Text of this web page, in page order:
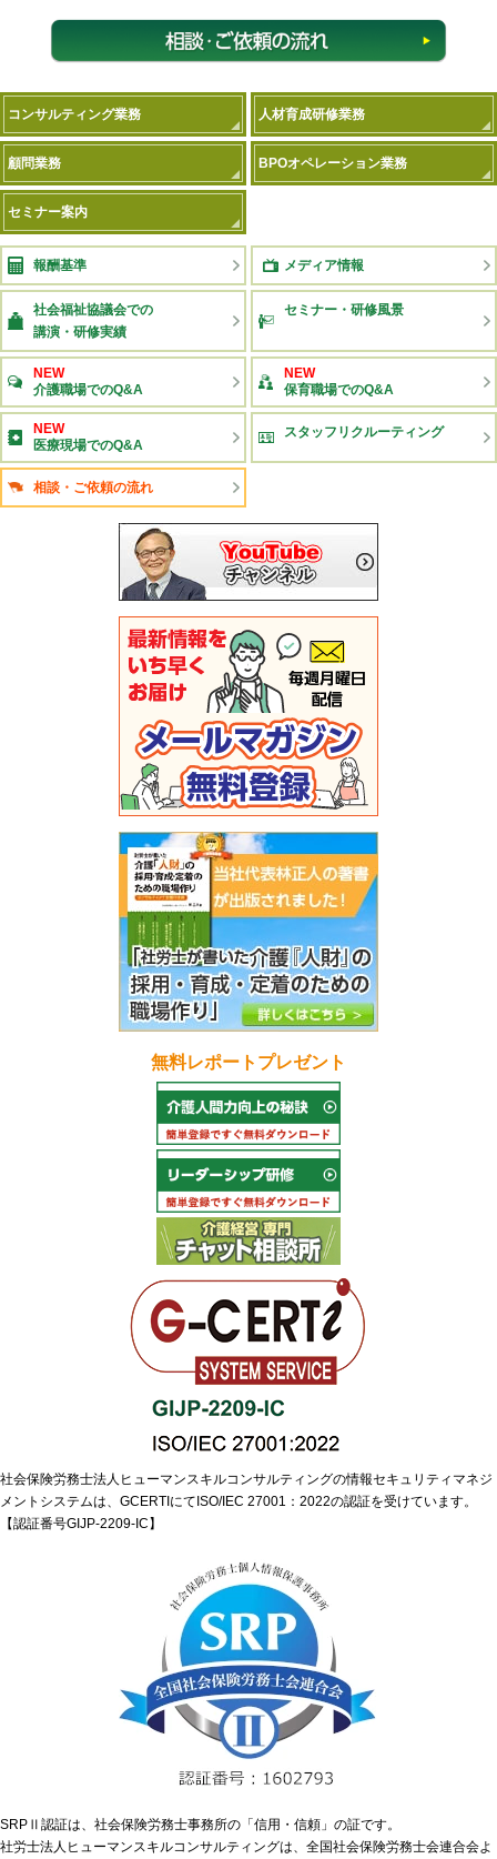
コンサルティング業務 人材育成研修業務
顧問業務 BPOオペレーション業務
セミナー案内
報酬基準 メディア情報
社会福祉協議会での
講演・研修実績
セミナー・研修風景
NEW
介護職場でのQ&A
NEW
保育職場でのQ&A
NEW
医療現場でのQ&A
スタッフリクルーティング
相談・ご依頼の流れ
無料レポートプレゼント
社会保険労務士法人ヒューマンスキルコンサルティングの情報セキュリティマネジ
メントシステムは、GCERTIにてISO/IEC 27001：2022の認証を受けています。
【認証番号GIJP-2209-IC】
SRPⅡ認証は、社会保険労務士事務所の「信用・信頼」の証です。
社労士法人ヒューマンスキルコンサルティングは、全国社会保険労務士会連合会よ